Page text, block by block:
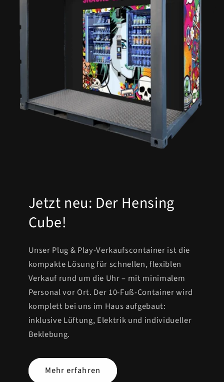
Jetzt neu: Der Hensing
Cube!
Unser Plug & Play-Verkaufscontainer ist die
kompakte Lösung für schnellen, flexiblen
Verkauf rund um die Uhr – mit minimalem
Personal vor Ort. Der 10-Fuß-Container wird
komplett bei uns im Haus aufgebaut:
inklusive Lüftung, Elektrik und individueller
Beklebung.
Mehr erfahren